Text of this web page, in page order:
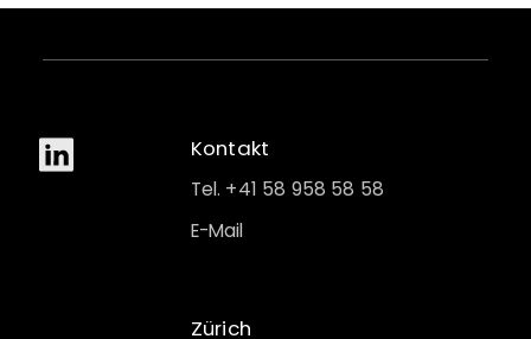
Kontakt
Tel. +41 58 958 58 58
E-Mail
Zürich